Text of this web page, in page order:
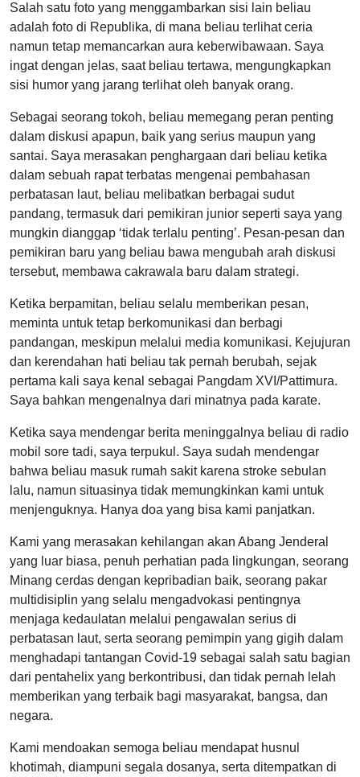
Salah satu foto yang menggambarkan sisi lain beliau
adalah foto di Republika, di mana beliau terlihat ceria
namun tetap memancarkan aura keberwibawaan. Saya
ingat dengan jelas, saat beliau tertawa, mengungkapkan
sisi humor yang jarang terlihat oleh banyak orang.
Sebagai seorang tokoh, beliau memegang peran penting
dalam diskusi apapun, baik yang serius maupun yang
santai. Saya merasakan penghargaan dari beliau ketika
dalam sebuah rapat terbatas mengenai pembahasan
perbatasan laut, beliau melibatkan berbagai sudut
pandang, termasuk dari pemikiran junior seperti saya yang
mungkin dianggap ‘tidak terlalu penting’. Pesan-pesan dan
pemikiran baru yang beliau bawa mengubah arah diskusi
tersebut, membawa cakrawala baru dalam strategi.
Ketika berpamitan, beliau selalu memberikan pesan,
meminta untuk tetap berkomunikasi dan berbagi
pandangan, meskipun melalui media komunikasi. Kejujuran
dan kerendahan hati beliau tak pernah berubah, sejak
pertama kali saya kenal sebagai Pangdam XVI/Pattimura.
Saya bahkan mengenalnya dari minatnya pada karate.
Ketika saya mendengar berita meninggalnya beliau di radio
mobil sore tadi, saya terpukul. Saya sudah mendengar
bahwa beliau masuk rumah sakit karena stroke sebulan
lalu, namun situasinya tidak memungkinkan kami untuk
menjenguknya. Hanya doa yang bisa kami panjatkan.
Kami yang merasakan kehilangan akan Abang Jenderal
yang luar biasa, penuh perhatian pada lingkungan, seorang
Minang cerdas dengan kepribadian baik, seorang pakar
multidisiplin yang selalu mengadvokasi pentingnya
menjaga kedaulatan melalui pengawalan serius di
perbatasan laut, serta seorang pemimpin yang gigih dalam
menghadapi tantangan Covid-19 sebagai salah satu bagian
dari pentahelix yang berkontribusi, dan tidak pernah lelah
memberikan yang terbaik bagi masyarakat, bangsa, dan
negara.
Kami mendoakan semoga beliau mendapat husnul
khotimah, diampuni segala dosanya, serta ditempatkan di